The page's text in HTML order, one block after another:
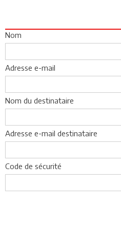
Nom
Adresse e-mail
Nom du destinataire
Adresse e-mail destinataire
Code de sécurité